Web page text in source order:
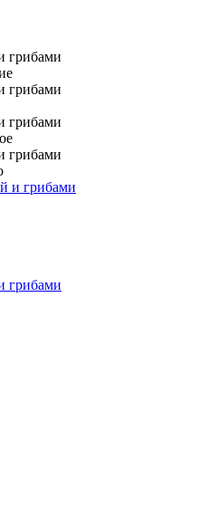
грибами
грибами
грибами
грибами
грибами